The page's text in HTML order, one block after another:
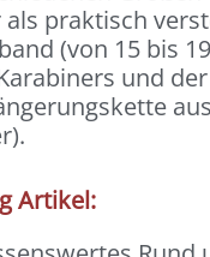
als praktisch
(von 15 bis
und der
Artikel: